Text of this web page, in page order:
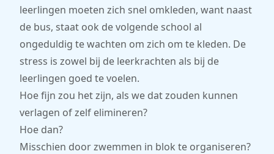
leerlingen moeten zich snel omkleden, want naast
de bus, staat ook de volgende school al
ongeduldig te wachten om zich om te kleden. De
stress is zowel bij de leerkrachten als bij de
leerlingen goed te voelen.
Hoe fijn zou het zijn, als we dat zouden kunnen
verlagen of zelf elimineren?
Hoe dan?
Misschien door zwemmen in blok te organiseren?